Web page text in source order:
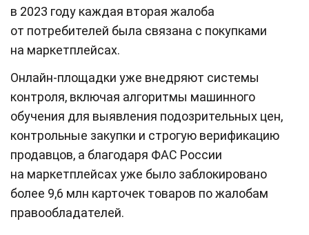
в 2023 году каждая вторая жалоба
от потребителей была связана с покупками
на маркетплейсах.
Онлайн-площадки уже внедряют системы
контроля, включая алгоритмы машинного
обучения для выявления подозрительных цен,
контрольные закупки и строгую верификацию
продавцов, а благодаря ФАС России
на маркетплейсах уже было заблокировано
более 9,6 млн карточек товаров по жалобам
правообладателей.